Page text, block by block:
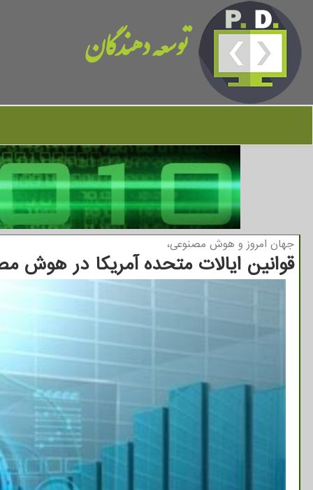
توسعه دهندگان
جهان امروز و هوش مصنوعی،
قوانین ایالات متحده آمریکا در هوش